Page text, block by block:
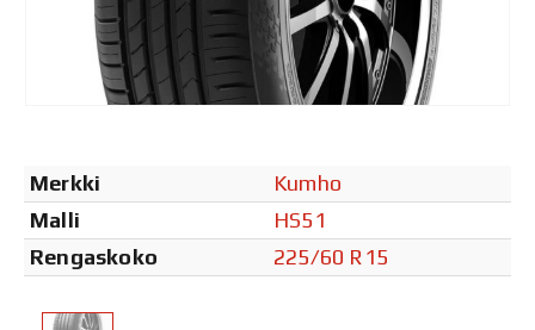
Merkki
Kumho
Malli
HS51
Rengaskoko
225/60 R15